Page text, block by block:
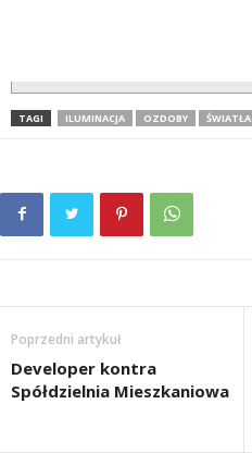
TAGI ILUMINACJA OZDOBY ŚWIATŁA
Poprzedni artykuł
Developer kontra
Spółdzielnia Mieszkaniowa